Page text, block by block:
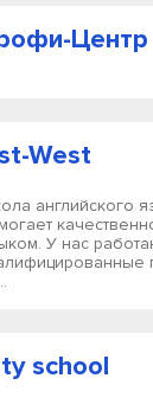
Центр
West
английского
У нас
school